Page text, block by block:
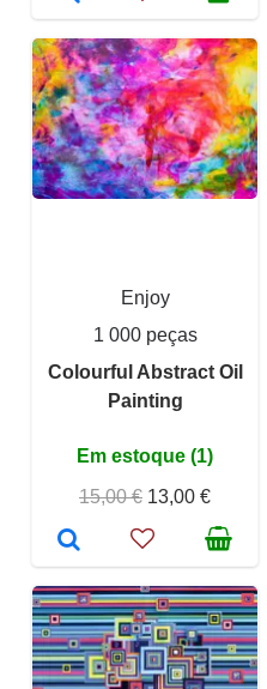
Enjoy
1 000 peças
Colourful Abstract Oil
Painting
Em estoque (1)
15,00 € 13,00 €